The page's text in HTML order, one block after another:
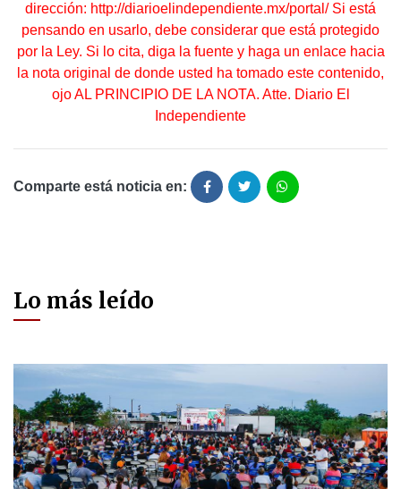
dirección: http://diarioelindependiente.mx/portal/Si está
pensando en usarlo, debe considerar que está protegido
por la Ley. Si lo cita, diga la fuente y haga un enlace hacia
la nota original de donde usted ha tomado este contenido,
ojo AL PRINCIPIO DE LA NOTA. Atte. Diario El
Independiente
Comparte está noticia en:
Lo más leído